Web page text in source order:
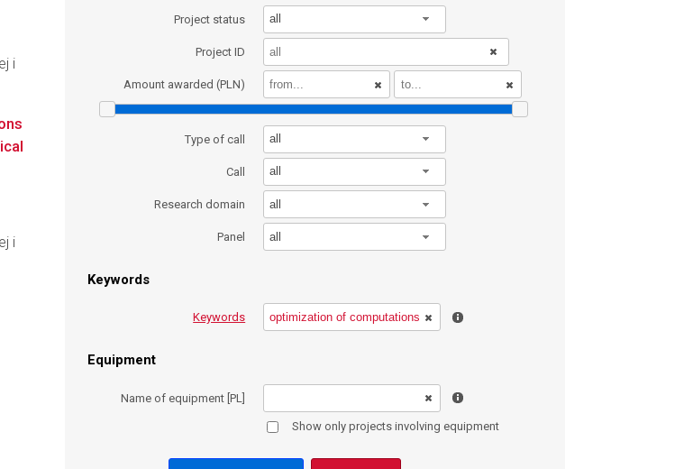
Project status all
Project ID
Amount awarded (PLN)
Type of call all
Call all
Research domain all
Panel all
Keywords
Keywords
Equipment
Name of equipment [PL]
Show only projects involving equipment
i
i